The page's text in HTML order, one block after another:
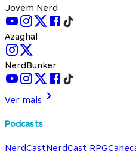
Jovem Nerd
Azaghal
NerdBunker
Ver mais
Podcasts
NerdCastNerdCast RPG